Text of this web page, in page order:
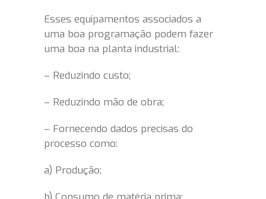
Esses equipamentos associados a
uma boa programação podem fazer
uma boa na planta industrial:
– Reduzindo custo;
– Reduzindo mão de obra;
– Fornecendo dados precisas do
processo como:
a) Produção;